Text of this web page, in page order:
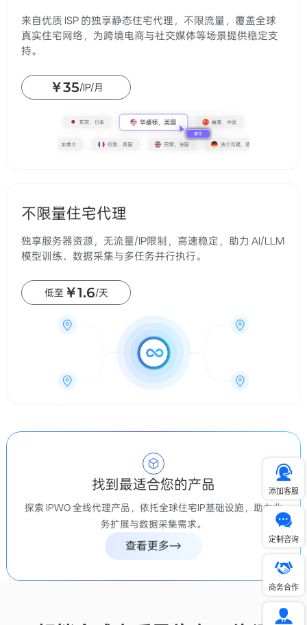
低至 ￥1.6/天
找到最适合您的产品
务扩展与数据采集需求。
解锁全球高质量住宅 IP 资源
美国
2,789,361IPs
4,648,753IPs
1,649,352IPs
添加客服
定制咨询
商务合作